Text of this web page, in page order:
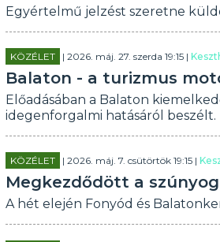
Egyértelmű jelzést szeretne
KÖZÉLET | 2026. máj. 27. szerda 19:15 |
Balaton - a turizmus
Előadásában a Balaton
idegenforgalmi hatásáról beszélt.
KÖZÉLET | 2026. máj. 7. csütörtök 19:15 |
Megkezdődött a
A hét elején Fonyód és